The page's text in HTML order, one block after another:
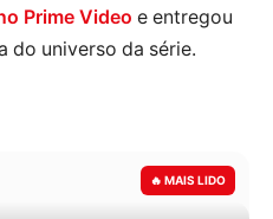
Prime Video e entregou
do universo da série.